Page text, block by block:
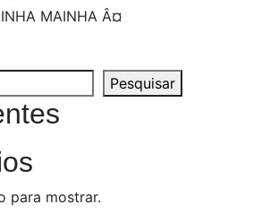
MAINHA Â¤
Pesquisar
para mostrar.